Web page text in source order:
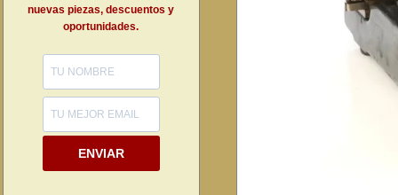
nuevas piezas, descuentos y
oportunidades.
ENVIAR